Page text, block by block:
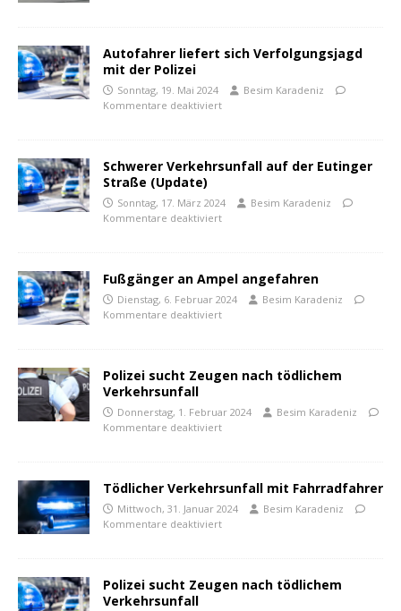
Autofahrer liefert sich Verfolgungsjagd
mit der Polizei
Sonntag, 19. Mai 2024
Besim Karadeniz
Kommentare deaktiviert
Schwerer Verkehrsunfall auf der Eutinger
Straße (Update)
Sonntag, 17. März 2024
Besim Karadeniz
Kommentare deaktiviert
Fußgänger an Ampel angefahren
Dienstag, 6. Februar 2024
Besim Karadeniz
Kommentare deaktiviert
Polizei sucht Zeugen nach tödlichem
Verkehrsunfall
Donnerstag, 1. Februar 2024
Besim Karadeniz
Kommentare deaktiviert
Tödlicher Verkehrsunfall mit Fahrradfahrer
Mittwoch, 31. Januar 2024
Besim Karadeniz
Kommentare deaktiviert
Polizei sucht Zeugen nach tödlichem
Verkehrsunfall